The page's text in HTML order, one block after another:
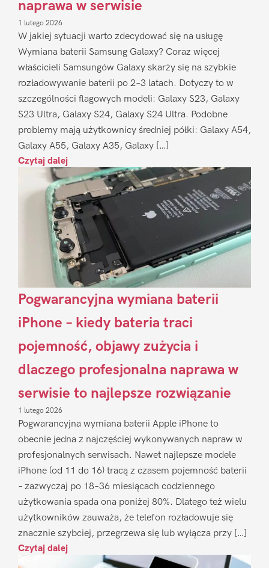
naprawa w serwisie
1 lutego 2026
W jakiej sytuacji warto zdecydować się na usługę
Wymiana baterii Samsung Galaxy? Coraz więcej
właścicieli Samsungów Galaxy skarży się na szybkie
rozładowywanie baterii po 2–3 latach. Dotyczy to w
szczególności flagowych modeli: Galaxy S23, Galaxy
S23 Ultra, Galaxy S24, Galaxy S24 Ultra. Podobne
problemy mają użytkownicy średniej półki: Galaxy A54,
Galaxy A55, Galaxy A35, Galaxy […]
Czytaj dalej
Pogwarancyjna wymiana baterii
iPhone – kiedy bateria traci
pojemność, objawy zużycia i
dlaczego profesjonalna naprawa w
serwisie to najlepsze rozwiązanie
1 lutego 2026
Pogwarancyjna wymiana baterii Apple iPhone to
obecnie jedna z najczęściej wykonywanych napraw w
profesjonalnych serwisach. Nawet najlepsze modele
iPhone (od 11 do 16) tracą z czasem pojemność baterii
– zazwyczaj po 18–36 miesiącach codziennego
użytkowania spada ona poniżej 80%. Dlatego też wielu
użytkowników zauważa, że telefon rozładowuje się
znacznie szybciej, przegrzewa się lub wyłącza przy […]
Czytaj dalej